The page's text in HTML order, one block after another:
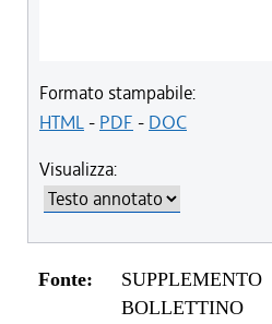
Formato stampabile:
HTML- PDF - DOC
Visualizza:
Fonte: